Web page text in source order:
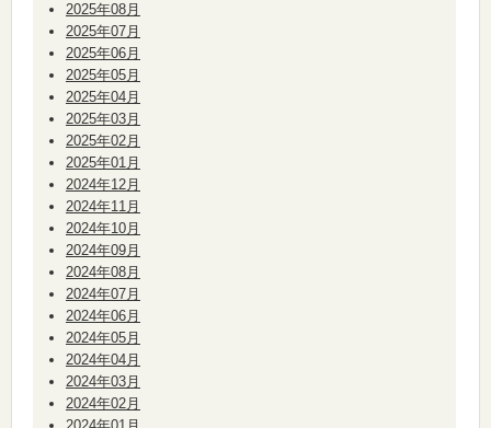
2025年08月
2025年07月
2025年06月
2025年05月
2025年04月
2025年03月
2025年02月
2025年01月
2024年12月
2024年11月
2024年10月
2024年09月
2024年08月
2024年07月
2024年06月
2024年05月
2024年04月
2024年03月
2024年02月